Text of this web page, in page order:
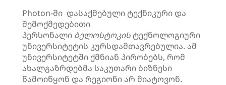
Photon-ში დასაქმებული ტექნიკური და
შემოქმედებითი
პერსონალი ბელოსტოკის ტექნოლოგიური
უნივერსიტეტის კურსდამთავრებულია. ამ
უნივერსიტეტში ქმნიან პირობებს, რომ
ახალგაზრდებმა საკუთარი ბიზნესი
წამოიწყონ და რეგიონი არ მიატოვონ.